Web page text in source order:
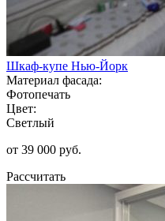
Шкаф-купе Нью-Йорк
Материал фасада:
Фотопечать
Цвет:
Светлый
от 39 000 руб.
Рассчитать